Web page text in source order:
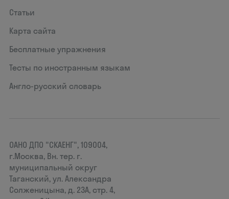
Статьи
Карта сайта
Бесплатные упражнения
Тесты по иностранным языкам
Англо-русский словарь
ОАНО ДПО "СКАЕНГ", 109004,
г.Москва, Вн. тер. г.
муниципальный округ
Таганский, ул. Александра
Солженицына, д. 23А, стр. 4,